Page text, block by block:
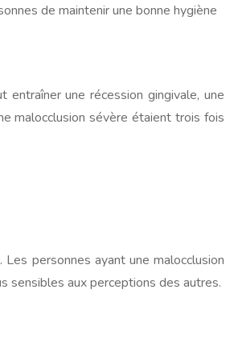
de maintenir une bonne hygiène
une récession gingivale, une
malocclusion sévère étaient trois fois
personnes ayant une malocclusion
sensibles aux perceptions des autres.